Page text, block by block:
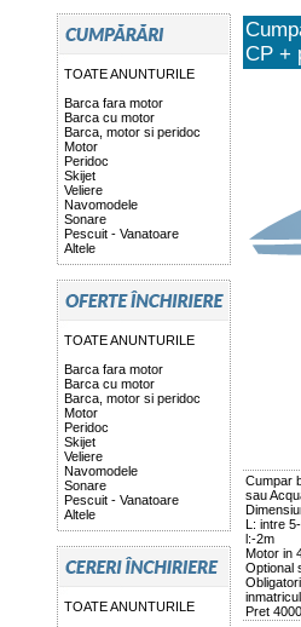
TOATE ANUNTURILE
Barca fara motor
Barca cu motor
Barca, motor si peridoc
Motor
Peridoc
Skijet
Veliere
Navomodele
Sonare
Pescuit - Vanatoare
Altele
TOATE ANUNTURILE
Barca fara motor
Barca cu motor
Barca, motor si peridoc
Motor
Peridoc
Skijet
Veliere
Navomodele
Sonare
Pescuit - Vanatoare
Altele
TOATE ANUNTURILE
CP +
Cumpar
sau
L: intre
l:-2m
Motor in
Optional
Pret